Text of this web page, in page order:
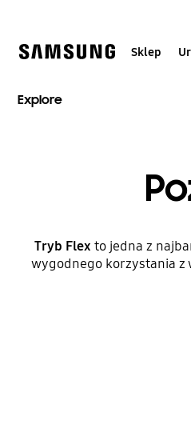
Sklep
Explore
Tryb Flex to jedna z
wygodnego korzystania z